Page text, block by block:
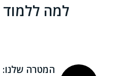
למה ללמוד
המטרה שלנו: